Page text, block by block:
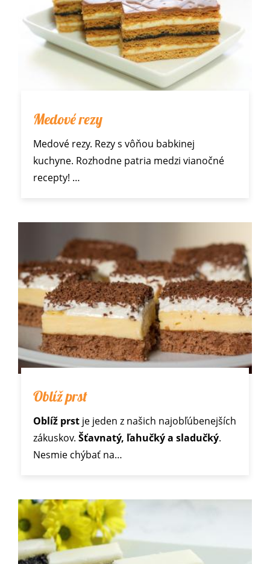
Medové rezy
Medové rezy. Rezy s vôňou babkinej
kuchyne. Rozhodne patria medzi vianočné
recepty! …
Oblíž prst
Oblíž prst je jeden z našich najobľúbenejších
zákuskov. Šťavnatý, ľahučký a sladučký.
Nesmie chýbať na…